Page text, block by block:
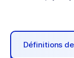
Définitions de